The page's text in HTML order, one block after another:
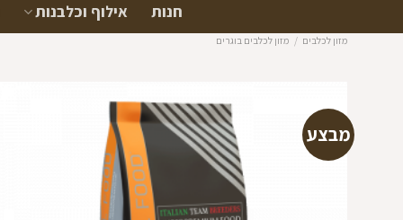
חנות אילוף וכלבנות
מזון לכלבים / מזון לכלבים בוגרים
מבצע